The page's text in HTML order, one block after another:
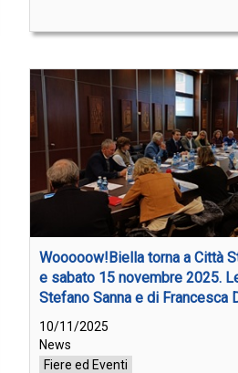
Wooooow!Biella torna a Città
e sabato 15 novembre 2025.
Stefano Sanna e di Francesca
10/11/2025
News
Fiere ed Eventi